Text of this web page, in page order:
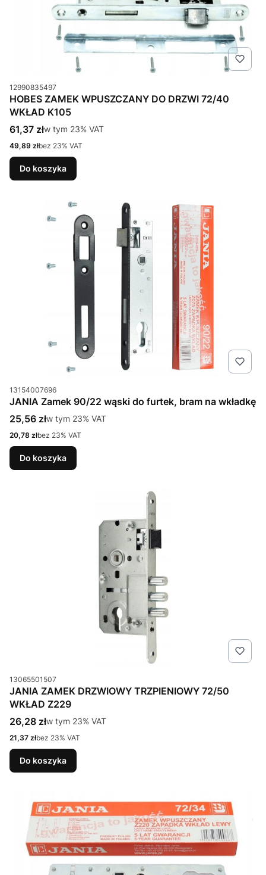
Kod produktu
12990835497
HOBES ZAMEK WPUSZCZANY DO DRZWI 72/40
WKŁAD K105
Cena brutto
61,37 złw tym %s VAT
w tym 23% VAT
Cena netto
49,89 złbez 23% VAT
Do koszyka
Kod produktu
13154007696
JANIA Zamek 90/22 wąski do furtek, bram na wkładkę
Cena brutto
25,56 złw tym %s VAT
w tym 23% VAT
Cena netto
20,78 złbez 23% VAT
Do koszyka
Kod produktu
13065501507
JANIA ZAMEK DRZWIOWY TRZPIENIOWY 72/50
WKŁAD Z229
Cena brutto
26,28 złw tym %s VAT
w tym 23% VAT
Cena netto
21,37 złbez 23% VAT
Do koszyka